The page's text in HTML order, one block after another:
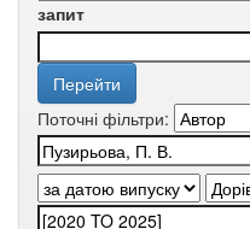
запит
Поточні фільтри: